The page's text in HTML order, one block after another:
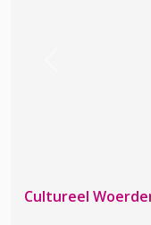
Cultureel